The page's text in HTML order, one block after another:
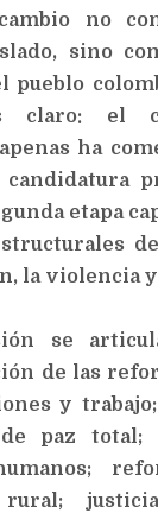
no
sino
pueblo
claro: el
ha
etapa
la violencia
se
de las
y
paz total;
rural;